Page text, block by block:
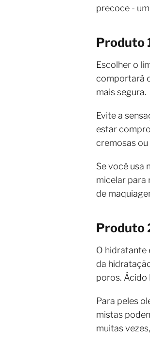
precoce -
Produto
Escolher o
comportará
mais segura.
Evite a
estar
cremosas
Se você usa
micelar para
de
Produto
O hidratante
da
poros. Ácido
Para peles
mistas
muitas